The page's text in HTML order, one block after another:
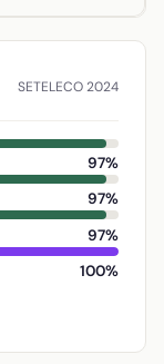
SETELECO 2024
97%
97%
97%
100%